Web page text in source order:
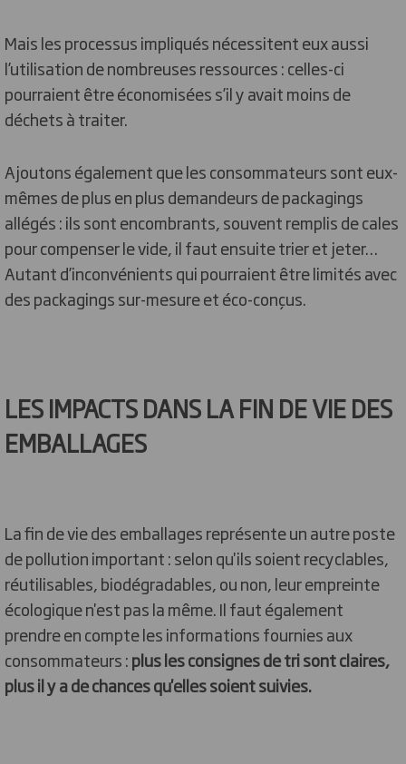
Mais les processus impliqués nécessitent eux aussi
l’utilisation de nombreuses ressources : celles-ci
pourraient être économisées s’il y avait moins de
déchets à traiter.
Ajoutons également que les consommateurs sont eux-
mêmes de plus en plus demandeurs de packagings
allégés : ils sont encombrants, souvent remplis de cales
pour compenser le vide, il faut ensuite trier et jeter…
Autant d’inconvénients qui pourraient être limités avec
des packagings sur-mesure et éco-conçus.
LES IMPACTS DANS LA FIN DE VIE DES
EMBALLAGES
La fin de vie des emballages représente un autre poste
de pollution important : selon qu'ils soient recyclables,
réutilisables, biodégradables, ou non, leur empreinte
écologique n'est pas la même. Il faut également
prendre en compte les informations fournies aux
consommateurs :plus les consignes de tri sont claires,
plus il y a de chances qu'elles soient suivies.